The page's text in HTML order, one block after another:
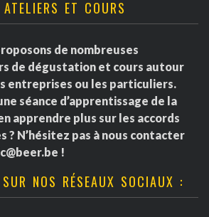
ET COURS
de nombreuses
de dégustation et cours autour
entreprises ou les particuliers.
séance d’apprentissage de la
apprendre plus sur les accords
? N’hésitez pas à nous contacter
!
NOS RÉSEAUX SOCIAUX :